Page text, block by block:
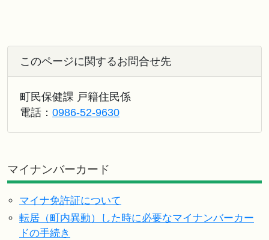
このページに関するお問合せ先
町民保健課 戸籍住民係
電話： 0986-52-9630
マイナンバーカード
マイナ免許証について
転居（町内異動）した時に必要なマイナンバーカー
ドの手続き